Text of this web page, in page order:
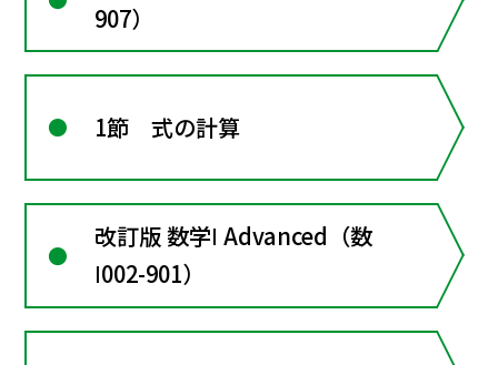
907）
1節 式の計算
改訂版 数学Ⅰ Advanced（数
Ⅰ002-901）